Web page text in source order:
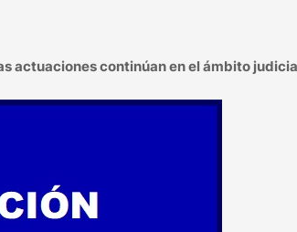
actuaciones continúan en el ámbito